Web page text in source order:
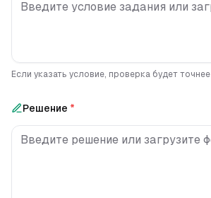
Если указать условие, проверка будет точнее
Решение *